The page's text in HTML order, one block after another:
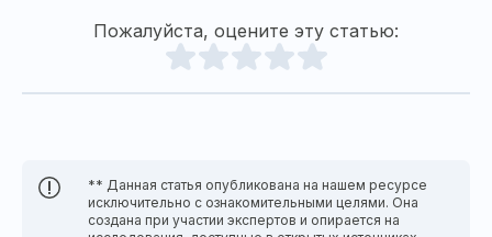
Пожалуйста, оцените эту статью:
** Данная статья опубликована на нашем ресурсе
исключительно с ознакомительными целями. Она
создана при участии экспертов и опирается на